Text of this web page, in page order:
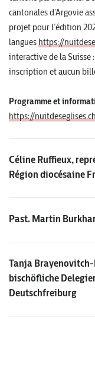
cantonales d’Argovie
projet pour l’édition
langues https://
interactive de la Suisse
inscription et aucun
Programme et
https://
Céline Ruffieux,
Région diocésaine
Past. Martin
Tanja
bischöfliche
Deutschfreiburg